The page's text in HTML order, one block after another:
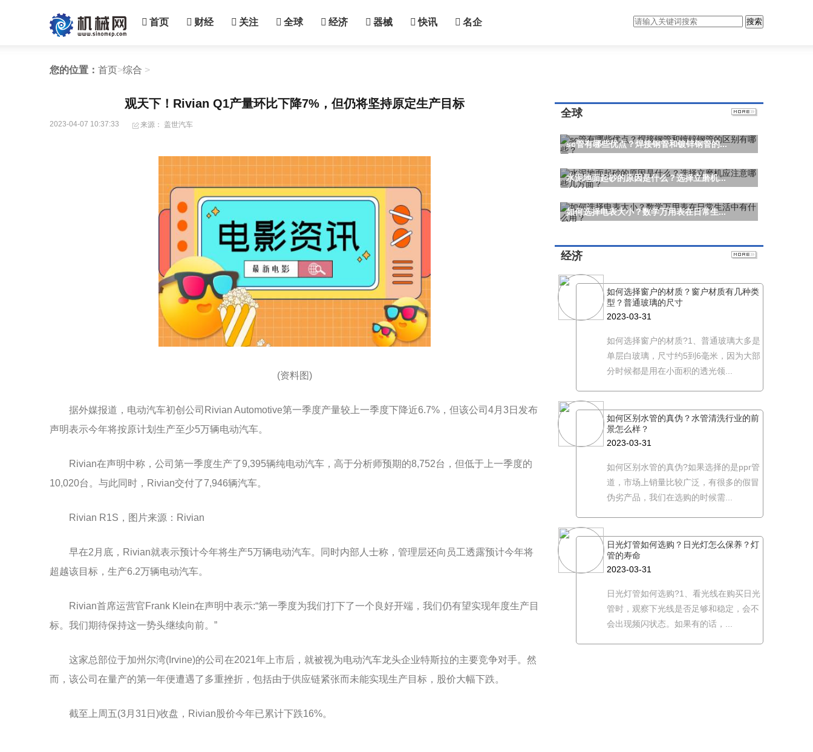
首页 财经 关注 全球 经济 器械 快讯 名企 搜索
您的位置： 首页>综合 >
观天下！Rivian Q1产量环比下降7%，但仍将坚持原定生产目标
2023-04-07 10:37:33 来源： 盖世汽车
(资料图)
据外媒报道，电动汽车初创公司Rivian Automotive第一季度产量较上一季度下降近6.7%，但该公司4月3日发布
声明表示今年将按原计划生产至少5万辆电动汽车。
Rivian在声明中称，公司第一季度生产了9,395辆纯电动汽车，高于分析师预期的8,752台，但低于上一季度的
10,020台。与此同时，Rivian交付了7,946辆汽车。
Rivian R1S，图片来源：Rivian
早在2月底，Rivian就表示预计今年将生产5万辆电动汽车。同时内部人士称，管理层还向员工透露预计今年将
超越该目标，生产6.2万辆电动汽车。
Rivian首席运营官Frank Klein在声明中表示:“第一季度为我们打下了一个良好开端，我们仍有望实现年度生产目
标。我们期待保持这一势头继续向前。”
这家总部位于加州尔湾(Irvine)的公司在2021年上市后，就被视为电动汽车龙头企业特斯拉的主要竞争对手。然
而，该公司在量产的第一年便遭遇了多重挫折，包括由于供应链紧张而未能实现生产目标，股价大幅下跌。
截至上周五(3月31日)收盘，Rivian股价今年已累计下跌16%。
全球
sc管有哪些优点？焊接钢管和镀锌钢管的...
水泥地面起砂的原因是什么？选择立磨机...
如何选择电表大小？数学万用表在日常生...
经济
如何选择窗户的材质？窗户材质有几种类
型？普通玻璃的尺寸
2023-03-31
如何选择窗户的材质?1、普通玻璃大多是
单层白玻璃，尺寸约5到6毫米，因为大部
分时候都是用在小面积的透光领...
如何区别水管的真伪？水管清洗行业的前
景怎么样？
2023-03-31
如何区别水管的真伪?如果选择的是ppr管
道，市场上销量比较广泛，有很多的假冒
伪劣产品，我们在选购的时候需...
日光灯管如何选购？日光灯怎么保养？灯
管的寿命
2023-03-31
日光灯管如何选购?1、看光线在购买日光
管时，观察下光线是否足够和稳定，会不
会出现频闪状态。如果有的话，...